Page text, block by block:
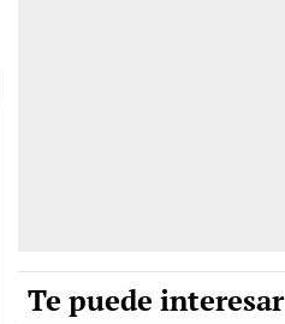
Te puede interesar